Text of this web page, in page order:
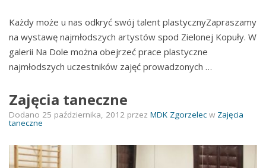
Każdy może u nas odkryć swój talent plastycznyZapraszamy
na wystawę najmłodszych artystów spod Zielonej Kopuły. W
galerii Na Dole można obejrzeć prace plastyczne
najmłodszych uczestników zajęć prowadzonych …
Zajęcia taneczne
Dodano 25 października, 2012 przez MDK Zgorzelec w Zajęcia
taneczne